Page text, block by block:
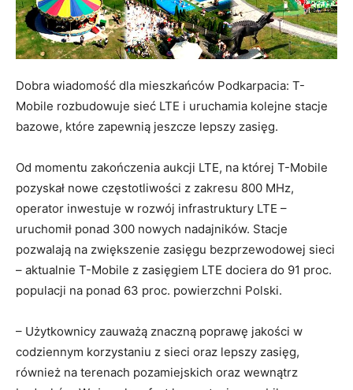
Dobra wiadomość dla mieszkańców Podkarpacia: T-
Mobile rozbudowuje sieć LTE i uruchamia kolejne stacje
bazowe, które zapewnią jeszcze lepszy zasięg.
Od momentu zakończenia aukcji LTE, na której T-Mobile
pozyskał nowe częstotliwości z zakresu 800 MHz,
operator inwestuje w rozwój infrastruktury LTE –
uruchomił ponad 300 nowych nadajników. Stacje
pozwalają na zwiększenie zasięgu bezprzewodowej sieci
– aktualnie T-Mobile z zasięgiem LTE dociera do 91 proc.
populacji na ponad 63 proc. powierzchni Polski.
– Użytkownicy zauważą znaczną poprawę jakości w
codziennym korzystaniu z sieci oraz lepszy zasięg,
również na terenach pozamiejskich oraz wewnątrz